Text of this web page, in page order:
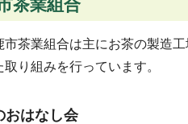
茶業組合
市茶業組合は主にお茶の製造
取り組みを行っています。
おはなし会